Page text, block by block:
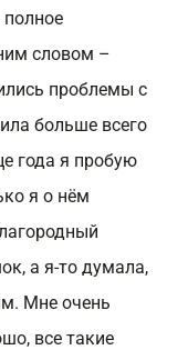
полное
словом –
проблемы с
больше всего
года я пробую
я о нём
а я-то думала,
Мне очень
все такие